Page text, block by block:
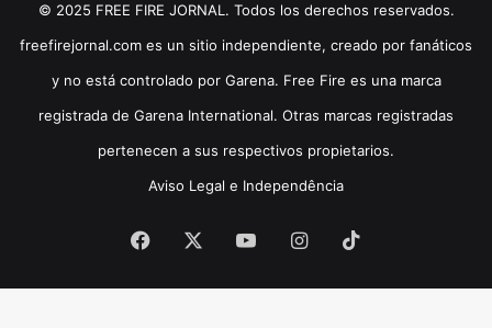
© 2025 FREE FIRE JORNAL. Todos los derechos reservados.
freefirejornal.com es un sitio independiente, creado por fanáticos
y no está controlado por Garena. Free Fire es una marca
registrada de Garena International. Otras marcas registradas
pertenecen a sus respectivos propietarios.
Aviso Legal e Independência
Facebook YouTubeInstagram